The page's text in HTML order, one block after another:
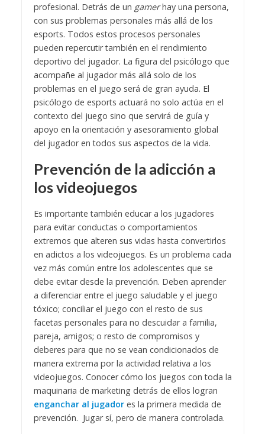
profesional. Detrás de un gamerhay una persona,
con sus problemas personales más allá de los
esports. Todos estos procesos personales
pueden repercutir también en el rendimiento
deportivo del jugador. La figura del psicólogo que
acompañe al jugador más allá solo de los
problemas en el juego será de gran ayuda. El
psicólogo de esports actuará no solo actúa en el
contexto del juego sino que servirá de guía y
apoyo en la orientación y asesoramiento global
del jugador en todos sus aspectos de la vida.
Prevención de la adicción a
los videojuegos
Es importante también educar a los jugadores
para evitar conductas o comportamientos
extremos que alteren sus vidas hasta convertirlos
en adictos a los videojuegos. Es un problema cada
vez más común entre los adolescentes que se
debe evitar desde la prevención. Deben aprender
a diferenciar entre el juego saludable y el juego
tóxico; conciliar el juego con el resto de sus
facetas personales para no descuidar a familia,
pareja, amigos; o resto de compromisos y
deberes para que no se vean condicionados de
manera extrema por la actividad relativa a los
videojuegos. Conocer cómo los juegos con toda la
maquinaria de marketing detrás de ellos logran
enganchar al jugadores la primera medida de
prevención. Jugar sí, pero de manera controlada.